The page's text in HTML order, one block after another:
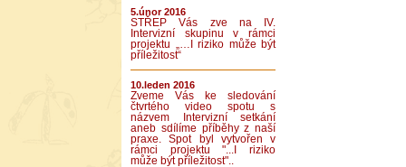
5.únor 2016
STŘEP Vás zve na IV.
Intervizní skupinu v rámci
projektu „…I riziko může být
příležitost“
10.leden 2016
Zveme Vás ke sledování
čtvrtého video spotu s
názvem Intervizní setkání
aneb sdílíme příběhy z naší
praxe. Spot byl vytvořen v
rámci projektu "...I riziko
může být příležitost"..